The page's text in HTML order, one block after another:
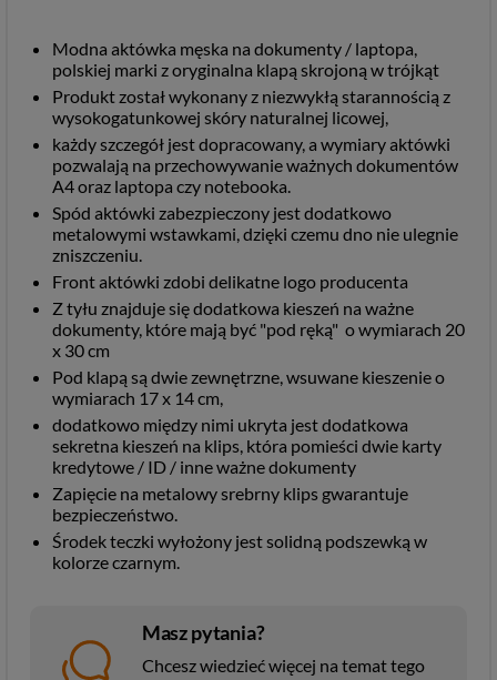
Modna aktówka męska na dokumenty / laptopa,
polskiej marki z oryginalna klapą skrojoną w trójkąt
Produkt został wykonany z niezwykłą starannością z
wysokogatunkowej skóry naturalnej licowej,
każdy szczegół jest dopracowany, a wymiary aktówki
pozwalają na przechowywanie ważnych dokumentów
A4 oraz laptopa czy notebooka.
Spód aktówki zabezpieczony jest dodatkowo
metalowymi wstawkami, dzięki czemu dno nie ulegnie
zniszczeniu.
Front aktówki zdobi delikatne logo producenta
Z tyłu znajduje się dodatkowa kieszeń na ważne
dokumenty, które mają być "pod ręką" o wymiarach 20
x 30 cm
Pod klapą są dwie zewnętrzne, wsuwane kieszenie o
wymiarach 17 x 14 cm,
dodatkowo między nimi ukryta jest dodatkowa
sekretna kieszeń na klips, która pomieści dwie karty
kredytowe / ID / inne ważne dokumenty
Zapięcie na metalowy srebrny klips gwarantuje
bezpieczeństwo.
Środek teczki wyłożony jest solidną podszewką w
kolorze czarnym.
Masz pytania?
Chcesz wiedzieć więcej na temat tego